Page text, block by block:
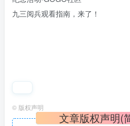
九三阅兵观看指南，来了！
© 版权声明
文章版权声明(